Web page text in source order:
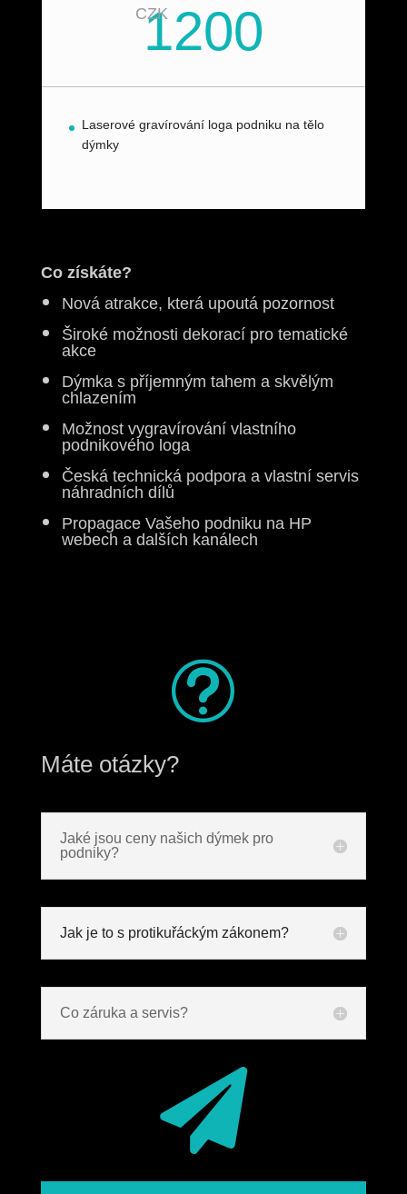
CZK
1200
Laserové gravírování loga podniku na tělo
dýmky
Co získáte?
Nová atrakce, která upoutá pozornost
Široké možnosti dekorací pro tematické
akce
Dýmka s příjemným tahem a skvělým
chlazením
Možnost vygravírování vlastního
podnikového loga
Česká technická podpora a vlastní servis
náhradních dílů
Propagace Vašeho podniku na HP
webech a dalších kanálech
t
Máte otázky?
Jaké jsou ceny našich dýmek pro
podniky?
Jak je to s protikuřáckým zákonem?
Co záruka a servis?
